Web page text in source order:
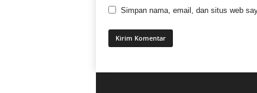
Simpan nama, email, dan situs web